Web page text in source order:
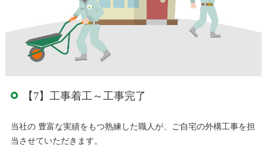
【7】工事着工～工事完了
当社の 豊富な実績をもつ熟練した職人が、ご自宅の外構工事を担
当させていただきます。